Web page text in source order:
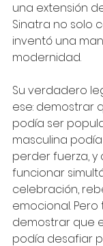
una extensión
Sinatra no solo
inventó una
modernidad.
Su verdadero
ese: demostrar
podía ser
masculina
perder fuerza, y
funcionar
celebración,
emocional.
demostrar que
podía desafiar